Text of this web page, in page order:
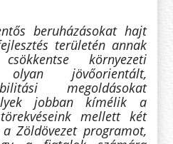
beruházásokat hajt
területén annak
környezeti
jövőorientált,
megoldásokat
jobban kímélik a
mellett két
Zöldövezet programot,